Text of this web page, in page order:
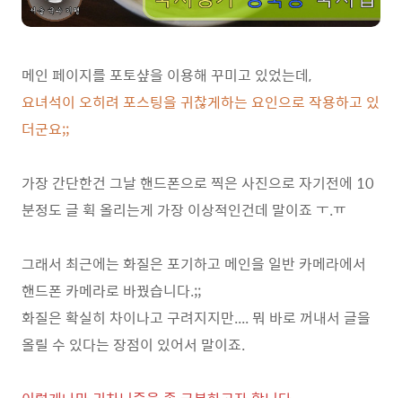
메인 페이지를 포토샾을 이용해 꾸미고 있었는데,
요녀석이 오히려 포스팅을 귀찮게하는 요인으로 작용하고 있
더군요;;
가장 간단한건 그날 핸드폰으로 찍은 사진으로 자기전에 10
분정도 글 휙 올리는게 가장 이상적인건데 말이죠 ㅜ.ㅠ
그래서 최근에는 화질은 포기하고 메인을 일반 카메라에서
핸드폰 카메라로 바꿨습니다.;;
화질은 확실히 차이나고 구려지지만.... 뭐 바로 꺼내서 글을
올릴 수 있다는 장점이 있어서 말이죠.